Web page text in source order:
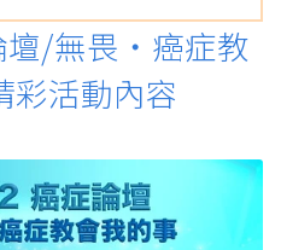
/無畏・癌症教
彩活動內容